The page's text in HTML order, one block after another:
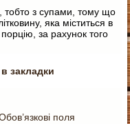
тобто з супами, тому що
яка міститься в
за рахунок того
закладки
поля